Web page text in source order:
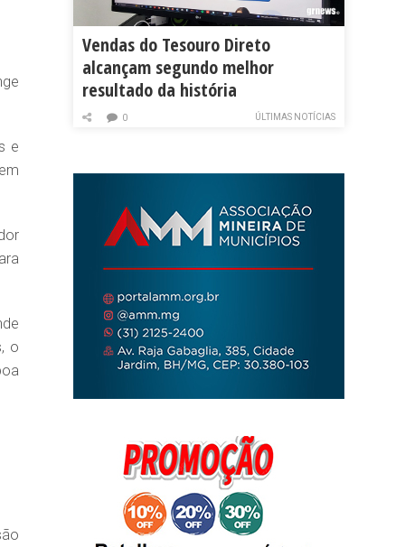
e
o
Vendas do Tesouro Direto
alcançam segundo melhor
resultado da história
ÚLTIMAS NOTÍCIAS
0